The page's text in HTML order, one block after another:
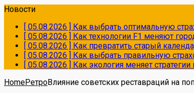
Новости
[ 05.08.2026 ] Как выбрать оптимальную
[ 05.08.2026 ] Как технологии F1 меняют
[ 05.08.2026 ] Как превратить старый
[ 05.08.2026 ] Как выбрать правильную
[ 05.08.2026 ] Как экология меняет
HomeРетроВлияние советских реставраций на